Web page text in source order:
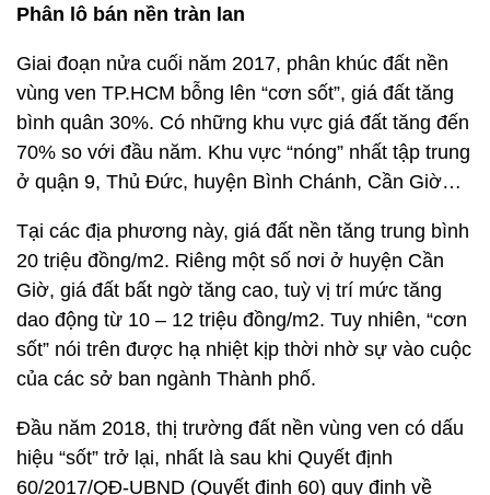
Phân lô bán nền tràn lan
Giai đoạn nửa cuối năm 2017, phân khúc đất nền
vùng ven TP.HCM bỗng lên “cơn sốt”, giá đất tăng
bình quân 30%. Có những khu vực giá đất tăng đến
70% so với đầu năm. Khu vực “nóng” nhất tập trung
ở quận 9, Thủ Đức, huyện Bình Chánh, Cần Giờ…
Tại các địa phương này, giá đất nền tăng trung bình
20 triệu đồng/m2. Riêng một số nơi ở huyện Cần
Giờ, giá đất bất ngờ tăng cao, tuỳ vị trí mức tăng
dao động từ 10 – 12 triệu đồng/m2. Tuy nhiên, “cơn
sốt” nói trên được hạ nhiệt kịp thời nhờ sự vào cuộc
của các sở ban ngành Thành phố.
Đầu năm 2018, thị trường đất nền vùng ven có dấu
hiệu “sốt” trở lại, nhất là sau khi Quyết định
60/2017/QĐ-UBND (Quyết định 60) quy định về